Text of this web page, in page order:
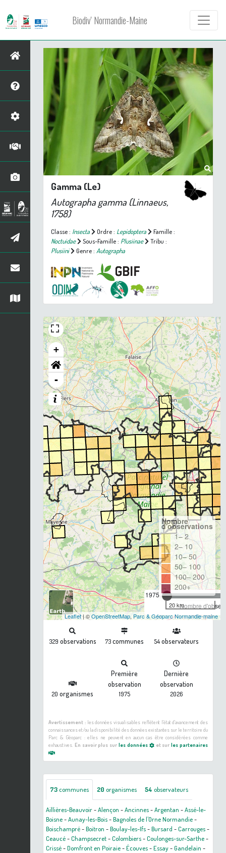
Biodiv' Normandie-Maine
Gamma (Le)
Autographa gamma (Linnaeus,
1758)
Classe : Insecta Ordre : Lepidoptera
Famille :
Noctuidae
Sous-Famille : Plusiinae
Tribu :
Plusiini
Genre : Autographa
+
-
1975
Nombre
Nombre
d'observations
1– 2
2– 10
10– 50
50– 100
100– 200
200+
20 km
Leaflet| ©OpenStreetMap, Parc & Géoparc Normandie-maine
329 observations 73communes 54observateurs
20 organismes
Première
observation
1975
Dernière
observation
2026
Avertissement :les données visualisables reflètent l'état d'avancement des
connaissances et/ou la disponibilité des données existantes sur le territoire du
Parc & Géoparc : elles ne peuvent en aucun cas être considérées comme
exhaustives. En savoir plus sur les données et surles partenaires
73communes 20 organismes 54 observateurs
Aillières-Beauvoir-Alençon -Ancinnes-Argentan -Assé-le-
Boisne-Aunay-les-Bois-Bagnoles de l'Orne Normandie-
Boischampré-Boitron -Boulay-les-Ifs-Bursard -Carrouges-
Ceaucé-Champsecret-Colombiers-Coulonges-sur-Sarthe-
Crissé-Domfront en Poiraie-Écouves-Essay-Gandelain -